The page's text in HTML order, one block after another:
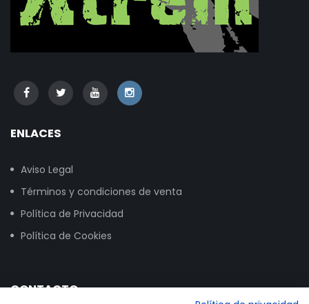
ENLACES
Aviso Legal
Términos y condiciones de venta
Política de Privacidad
Política de Cookies
CONTACTO